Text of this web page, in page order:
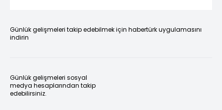
Günlük gelişmeleri takip edebilmek için habertürk uygulamasını
indirin
Günlük gelişmeleri sosyal
medya hesaplarından takip
edebilirsiniz.